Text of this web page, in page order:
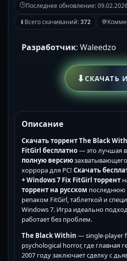
🕒Последнее обновление:
⬇Всего скачиваний:372 💬
Разработчик: Waleedzo
⬇СКАЧАТЬ
Описание
Скачать торрент The Black
FitGirl бесплатно— это лучшая
полную версию
хоррора для PC! Скачать
+ Windows 7 Fix FitGirl торрент
торрент на русском последнюю
репаком FitGirl, таблеткой и
Windows 7. Игра идеально
работает без проблем.
The Black Within — single-player
psychological horror, где главная
2007 году заключает сделку с